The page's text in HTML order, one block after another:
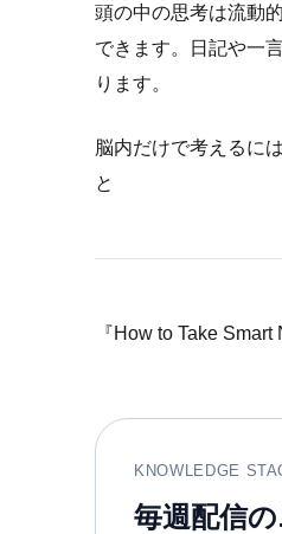
頭の中の思考は流動
できます。日記や一
ります。
脳内だけで考えるに
と
『How to Take
KNOWLEDGE
毎週配信